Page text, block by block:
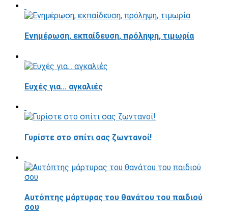
Ενημέρωση, εκπαίδευση, πρόληψη, τιμωρία
Ευχές για... αγκαλιές
Γυρίστε στο σπίτι σας ζωντανοί!
Αυτόπτης μάρτυρας του θανάτου του παιδιού
σου